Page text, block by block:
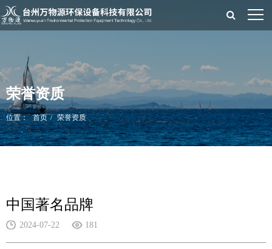
荣誉资质
位置： 首页 荣誉资质
中国著名品牌
2024-07-22 181